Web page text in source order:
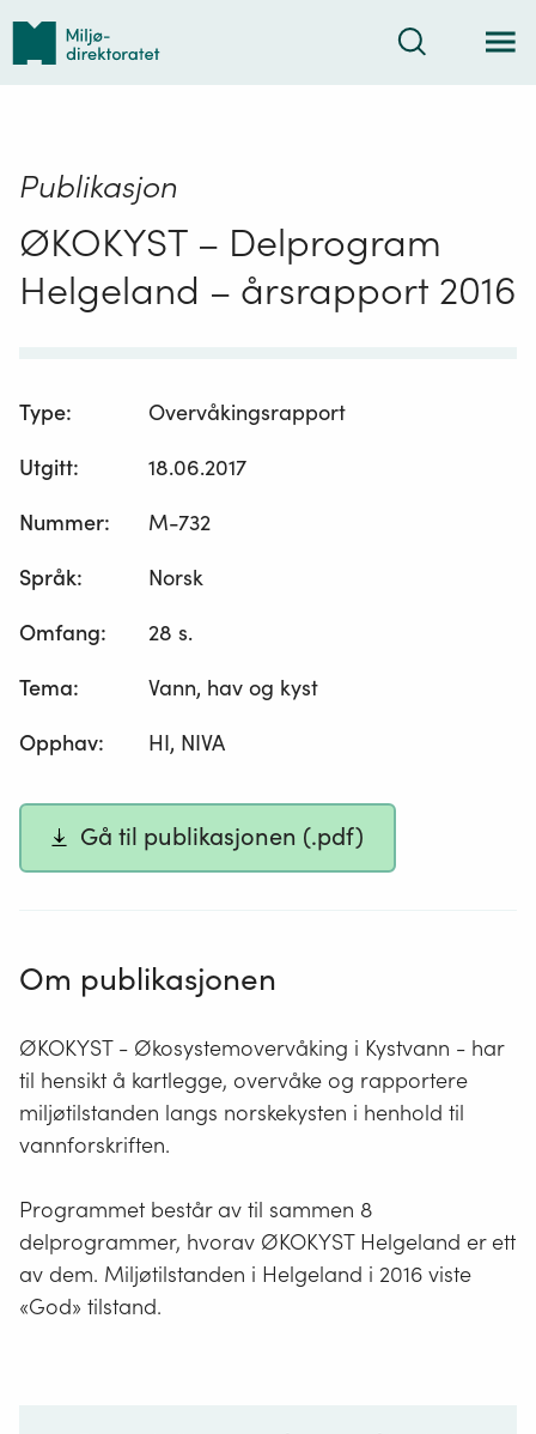
Tilbake
forsiden
Søk
Publikasjon
ØKOKYST – Delprogram
Helgeland – årsrapport 2016
Type:
Overvåkingsrapport
Utgitt:
18.06.2017
Nummer:
M-732
Språk:
Norsk
Omfang:
28 s.
Tema:
Vann, hav og kyst
Opphav: HI, NIVA
Gå til publikasjonen (.pdf)
Om publikasjonen
ØKOKYST - Økosystemovervåking i Kystvann - har
til hensikt å kartlegge, overvåke og rapportere
miljøtilstanden langs norskekysten i henhold til
vannforskriften.
Programmet består av til sammen 8
delprogrammer, hvorav ØKOKYST Helgeland er ett
av dem. Miljøtilstanden i Helgeland i 2016 viste
«God» tilstand.